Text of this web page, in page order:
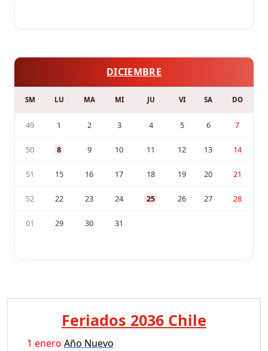
DICIEMBRE
SM LU MA MI JU VI SA DO
49 1 2 3 4 5 6 7
50 8 9 10 11 12 13 14
51 15 16 17 18 19 20 21
52 22 23 24 25 26 27 28
01 29 30 31
Feriados 2036 Chile
1 enero Año Nuevo